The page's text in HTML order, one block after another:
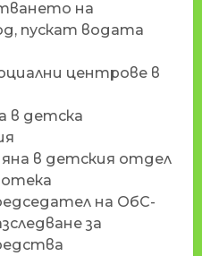
на
пускат водата
центрове в
в детска
в детския отдел
на ОбС-
за